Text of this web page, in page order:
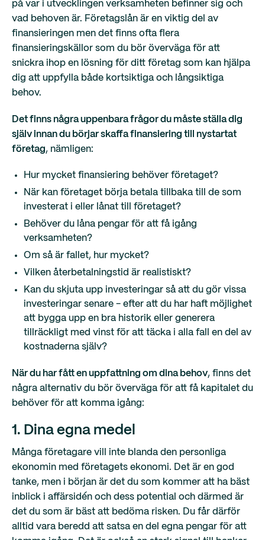
på var i utvecklingen verksamheten befinner sig och
vad behoven är. Företagslån är en viktig del av
finansieringen men det finns ofta flera
finansieringskällor som du bör överväga för att
snickra ihop en lösning för ditt företag som kan hjälpa
dig att uppfylla både kortsiktiga och långsiktiga
behov.
Det finns några uppenbara frågor du måste ställa dig
själv innan du börjar skaffa finansiering till nystartat
företag, nämligen:
Hur mycket finansiering behöver företaget?
När kan företaget börja betala tillbaka till de som
investerat i eller lånat till företaget?
Behöver du låna pengar för att få igång
verksamheten?
Om så är fallet, hur mycket?
Vilken återbetalningstid är realistiskt?
Kan du skjuta upp investeringar så att du gör vissa
investeringar senare - efter att du har haft möjlighet
att bygga upp en bra historik eller generera
tillräckligt med vinst för att täcka i alla fall en del av
kostnaderna själv?
När du har fått en uppfattning om dina behov, finns det
några alternativ du bör överväga för att få kapitalet du
behöver för att komma igång:
1. Dina egna medel
Många företagare vill inte blanda den personliga
ekonomin med företagets ekonomi. Det är en god
tanke, men i början är det du som kommer att ha bäst
inblick i affärsidén och dess potential och därmed är
det du som är bäst att bedöma risken. Du får därför
alltid vara beredd att satsa en del egna pengar för att